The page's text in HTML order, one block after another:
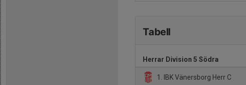
Tabell
Herrar Division 5 Södra
1. IBK Vänersborg Herr C